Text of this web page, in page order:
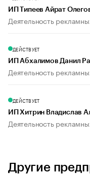
ИП Типеев Айрат
Деятельность
ДЕЙСТВУЕТ
ИП Абхалимов Данил
Деятельность
ДЕЙСТВУЕТ
ИП Хитрин Владислав
Деятельность
Другие